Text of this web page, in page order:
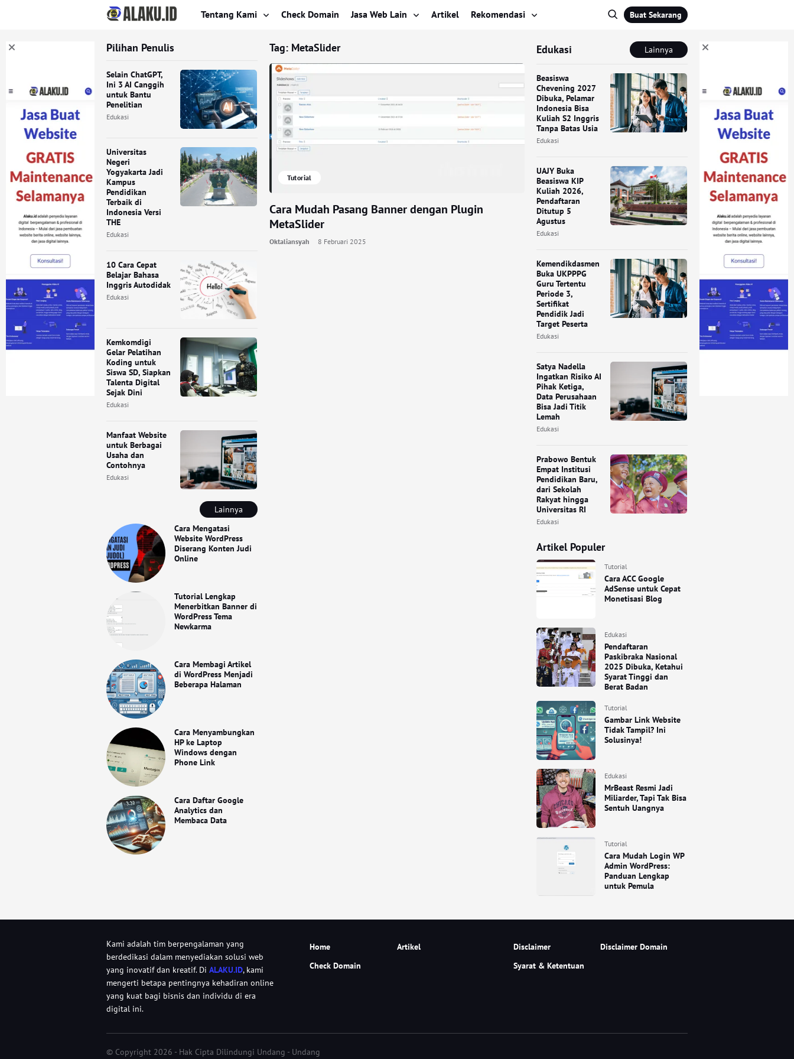
Tentang Kami Check Domain Jasa Web Lain Artikel Rekomendasi Buat Sekarang
Pilihan Penulis
Selain ChatGPT,
Ini 3 AI Canggih
untuk Bantu
Penelitian
Edukasi
Universitas
Negeri
Yogyakarta Jadi
Kampus
Pendidikan
Terbaik di
Indonesia Versi
THE
Edukasi
10 Cara Cepat
Belajar Bahasa
Inggris Autodidak
Edukasi
Kemkomdigi
Gelar Pelatihan
Koding untuk
Siswa SD, Siapkan
Talenta Digital
Sejak Dini
Edukasi
Manfaat Website
untuk Berbagai
Usaha dan
Contohnya
Edukasi
Lainnya
Cara Mengatasi
Website WordPress
Diserang Konten Judi
Online
Tutorial Lengkap
Menerbitkan Banner di
WordPress Tema
Newkarma
Cara Membagi Artikel
di WordPress Menjadi
Beberapa Halaman
Cara Menyambungkan
HP ke Laptop
Windows dengan
Phone Link
Cara Daftar Google
Analytics dan
Membaca Data
Tag: MetaSlider
Tutorial
Cara Mudah Pasang Banner dengan Plugin
MetaSlider
Oktaliansyah 8 Februari 2025
Edukasi Lainnya
Beasiswa
Chevening 2027
Dibuka, Pelamar
Indonesia Bisa
Kuliah S2 Inggris
Tanpa Batas Usia
Edukasi
UAJY Buka
Beasiswa KIP
Kuliah 2026,
Pendaftaran
Ditutup 5
Agustus
Edukasi
Kemendikdasmen
Buka UKPPPG
Guru Tertentu
Periode 3,
Sertifikat
Pendidik Jadi
Target Peserta
Edukasi
Satya Nadella
Ingatkan Risiko AI
Pihak Ketiga,
Data Perusahaan
Bisa Jadi Titik
Lemah
Edukasi
Prabowo Bentuk
Empat Institusi
Pendidikan Baru,
dari Sekolah
Rakyat hingga
Universitas RI
Edukasi
Artikel Populer
Tutorial
Cara ACC Google
AdSense untuk Cepat
Monetisasi Blog
Edukasi
Pendaftaran
Paskibraka Nasional
2025 Dibuka, Ketahui
Syarat Tinggi dan
Berat Badan
Tutorial
Gambar Link Website
Tidak Tampil? Ini
Solusinya!
Edukasi
MrBeast Resmi Jadi
Miliarder, Tapi Tak Bisa
Sentuh Uangnya
Tutorial
Cara Mudah Login WP
Admin WordPress:
Panduan Lengkap
untuk Pemula
Kami adalah tim berpengalaman yang
berdedikasi dalam menyediakan solusi web
yang inovatif dan kreatif. Di ALAKU.ID, kami
mengerti betapa pentingnya kehadiran online
yang kuat bagi bisnis dan individu di era
digital ini.
Home
Artikel
Check Domain
Disclaimer
Disclaimer Domain
Syarat & Ketentuan
© Copyright 2026 - Hak Cipta Dilindungi Undang - Undang